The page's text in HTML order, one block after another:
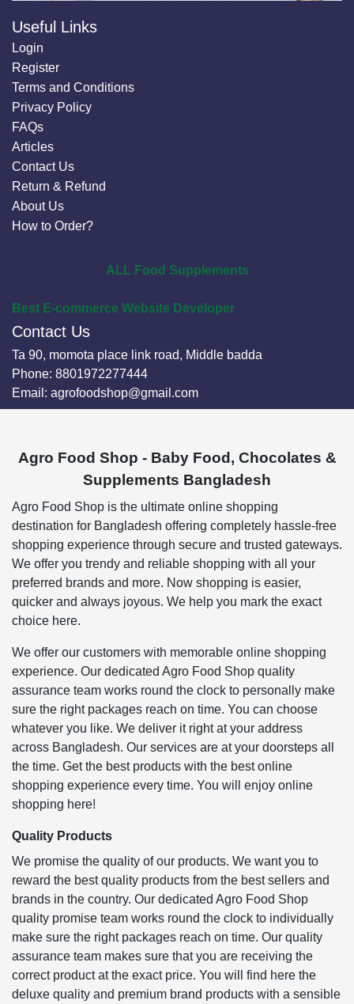
Useful Links
Login
Register
Terms and Conditions
Privacy Policy
FAQs
Articles
Contact Us
Return & Refund
About Us
How to Order?
ALL Food Supplements
Best E-commerce Website Developer
Contact Us
Ta 90, momota place link road, Middle badda
Phone: 8801972277444
Email: agrofoodshop@gmail.com
Agro Food Shop - Baby Food, Chocolates &
Supplements Bangladesh
Agro Food Shop is the ultimate online shopping
destination for Bangladesh offering completely hassle-free
shopping experience through secure and trusted gateways.
We offer you trendy and reliable shopping with all your
preferred brands and more. Now shopping is easier,
quicker and always joyous. We help you mark the exact
choice here.
We offer our customers with memorable online shopping
experience. Our dedicated Agro Food Shop quality
assurance team works round the clock to personally make
sure the right packages reach on time. You can choose
whatever you like. We deliver it right at your address
across Bangladesh. Our services are at your doorsteps all
the time. Get the best products with the best online
shopping experience every time. You will enjoy online
shopping here!
Quality Products
We promise the quality of our products. We want you to
reward the best quality products from the best sellers and
brands in the country. Our dedicated Agro Food Shop
quality promise team works round the clock to individually
make sure the right packages reach on time. Our quality
assurance team makes sure that you are receiving the
correct product at the exact price. You will find here the
deluxe quality and premium brand products with a sensible